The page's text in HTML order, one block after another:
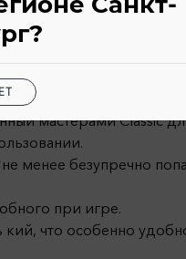
мастерами Classic
не менее безупречно
при игре.
кий, что особенно